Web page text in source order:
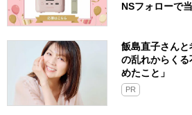
NSフォローで
飯島直子さん
の乱れからく
めたこと」
PR